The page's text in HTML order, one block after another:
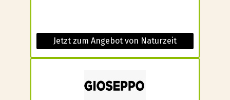
Jetzt zum Angebot von Naturzeit